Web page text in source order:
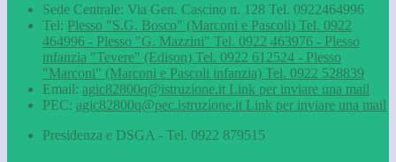
Sede Centrale: Via Gen. Cascino n. 128 Tel. 0922464996
Tel: Plesso "S.G. Bosco" (Marconi e Pascoli) Tel. 0922
464996 - Plesso "G. Mazzini" Tel. 0922 463976 - Plesso
infanzia "Tevere" (Edison) Tel. 0922 612524 - Plesso
"Marconi" (Marconi e Pascoli infanzia) Tel. 0922 528839
Email: agic82800q@istruzione.it Link per inviare una mail
PEC: agic82800q@pec.istruzione.it Link per inviare una mail
Presidenza e DSGA - Tel. 0922 879515